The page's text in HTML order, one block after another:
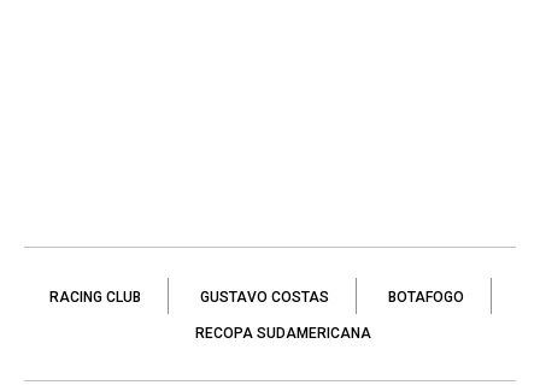
RACING CLUB GUSTAVO COSTAS BOTAFOGO
RECOPA SUDAMERICANA